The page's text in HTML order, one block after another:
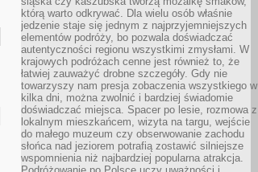
którą warto odkrywać. Dla wielu osób właśnie
jedzenie staje się jednym z najprzyjemniejszych
elementów podróży, bo pozwala doświadczać
autentyczności regionu wszystkimi zmysłami. W
krajowych podróżach cenne jest również to, że
łatwiej zauważyć drobne szczegóły. Gdy nie
towarzyszy nam presja zobaczenia wszystkiego w
kilka dni, można zwolnić i bardziej świadomie
doświadczać miejsca. Spacer po lesie, rozmowa z
lokalnym mieszkańcem, wizyta na targu, wejście
do małego muzeum czy obserwowanie zachodu
słońca nad jeziorem potrafią zostawić silniejsze
wspomnienia niż najbardziej popularna atrakcja.